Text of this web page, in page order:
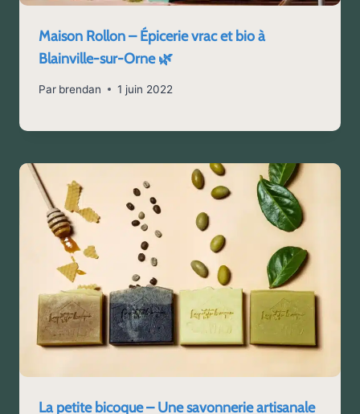
Maison Rollon – Épicerie vrac et bio à
Blainville-sur-Orne 🌿
Par brendan 1 juin 2022
La petite bicoque – Une savonnerie artisanale